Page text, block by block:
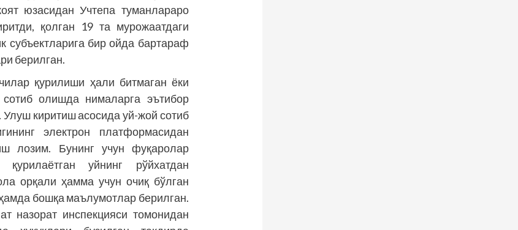
юзасидан Учтепа туманлараро
қолган 19 та мурожаатдаги
субъектларига бир ойда бартараф
берилган.
қурилиши ҳали битмаган ёки
олишда нималарга эътибор
киритиш асосида уй-жой сотиб
электрон платформасидан
лозим. Бунинг учун фуқаролар
уйнинг рўйхатдан
орқали ҳамма учун очиқ бўлган
бошқа маълумотлар берилган.
назорат инспекцияси томонидан